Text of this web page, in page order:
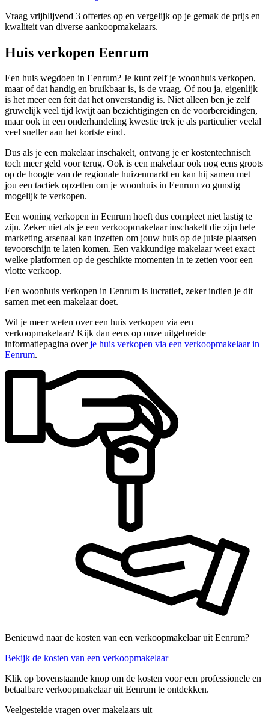
Vraag vrijblijvend 3 offertes op en vergelijk op je gemak de prijs en
kwaliteit van diverse aankoopmakelaars.
Huis verkopen Eenrum
Een huis wegdoen in Eenrum? Je kunt zelf je woonhuis verkopen,
maar of dat handig en bruikbaar is, is de vraag. Of nou ja, eigenlijk
is het meer een feit dat het onverstandig is. Niet alleen ben je zelf
gruwelijk veel tijd kwijt aan bezichtigingen en de voorbereidingen,
maar ook in een onderhandeling kwestie trek je als particulier veelal
veel sneller aan het kortste eind.
Dus als je een makelaar inschakelt, ontvang je er kostentechnisch
toch meer geld voor terug. Ook is een makelaar ook nog eens groots
op de hoogte van de regionale huizenmarkt en kan hij samen met
jou een tactiek opzetten om je woonhuis in Eenrum zo gunstig
mogelijk te verkopen.
Een woning verkopen in Eenrum hoeft dus compleet niet lastig te
zijn. Zeker niet als je een verkoopmakelaar inschakelt die zijn hele
marketing arsenaal kan inzetten om jouw huis op de juiste plaatsen
tevoorschijn te laten komen. Een vakkundige makelaar weet exact
welke platformen op de geschikte momenten in te zetten voor een
vlotte verkoop.
Een woonhuis verkopen in Eenrum is lucratief, zeker indien je dit
samen met een makelaar doet.
Wil je meer weten over een huis verkopen via een
verkoopmakelaar? Kijk dan eens op onze uitgebreide
informatiepagina overje huis verkopen via een verkoopmakelaar in
Eenrum.
Benieuwd naar de kosten van een verkoopmakelaar uit Eenrum?
Bekijk de kosten van een verkoopmakelaar
Klik op bovenstaande knop om de kosten voor een professionele en
betaalbare verkoopmakelaar uit Eenrum te ontdekken.
Veelgestelde vragen over makelaars uit